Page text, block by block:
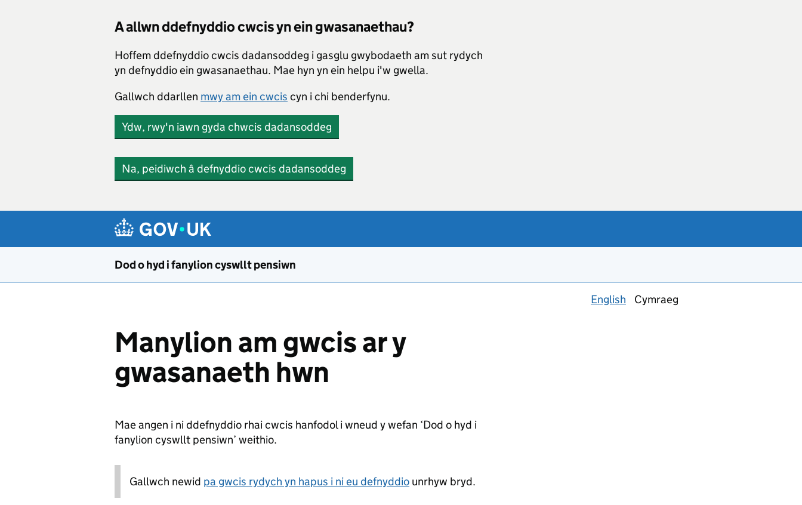
A allwn ddefnyddio cwcis yn ein gwasanaethau?
Hoffem ddefnyddio cwcis dadansoddeg i gasglu gwybodaeth am sut rydych
yn defnyddio ein gwasanaethau. Mae hyn yn ein helpu i'w gwella.
Gallwch ddarllen mwy am ein cwcis cyn i chi benderfynu.
Ydw, rwy'n iawn gyda chwcis dadansoddeg
Na, peidiwch â defnyddio cwcis dadansoddeg
Dod o hyd i fanylion cyswllt pensiwn
English Cymraeg
Manylion am gwcis ar y
gwasanaeth hwn
Mae angen i ni ddefnyddio rhai cwcis hanfodol i wneud y wefan ‘Dod o hyd i
fanylion cyswllt pensiwn’ weithio.
Gallwch newid pa gwcis rydych yn hapus i ni eu defnyddio unrhyw bryd.